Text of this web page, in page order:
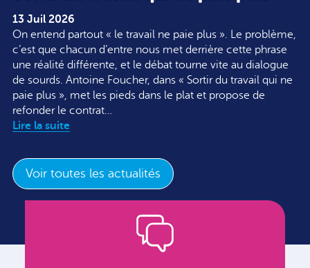
13 Juil 2026
On entend partout « le travail ne paie plus ». Le problème,
c’est que chacun d’entre nous met derrière cette phrase
une réalité différente, et le débat tourne vite au dialogue
de sourds. Antoine Foucher, dans « Sortir du travail qui ne
paie plus », met les pieds dans le plat et propose de
refonder le contrat…
Lire la suite
Voir toutes les actualités